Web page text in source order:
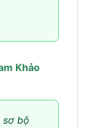
Khảo
sơ bộ